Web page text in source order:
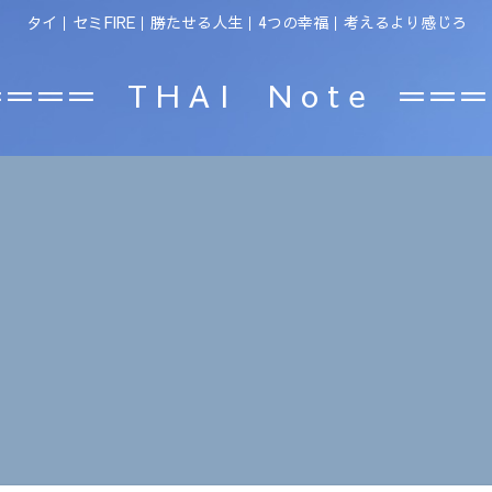
タイ｜セミFIRE｜勝たせる人生｜4つの幸福｜考えるより感じろ
＝＝＝ T H A I N o t e ＝＝＝